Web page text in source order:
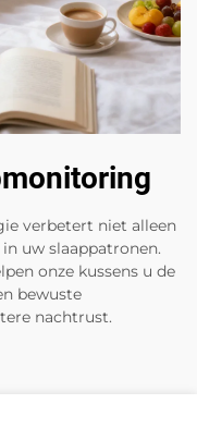
verbetert niet alleen
uw slaappatronen.
onze kussens u de
bewuste
nachtrust.